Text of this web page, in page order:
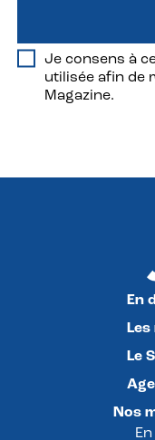
Je consens à
utilisée afin de
Magazine.
En
Le
Nos